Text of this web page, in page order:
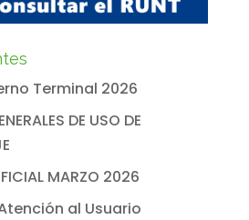
Terminal 2026
DE USO DE
MARZO 2026
al Usuario